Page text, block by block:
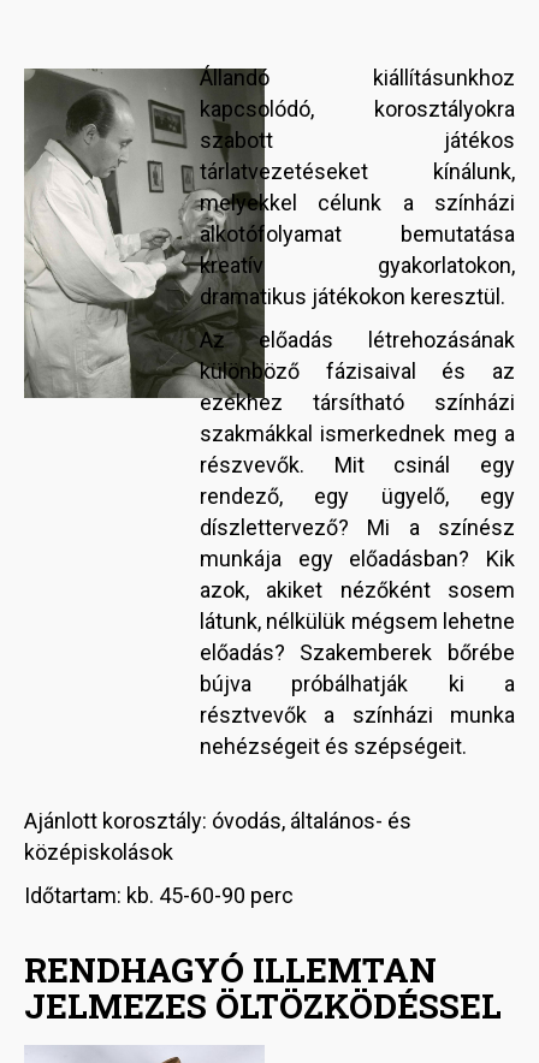
Állandó kiállításunkhoz
kapcsolódó, korosztályokra
szabott játékos
tárlatvezetéseket kínálunk,
melyekkel célunk a színházi
alkotófolyamat bemutatása
kreatív gyakorlatokon,
dramatikus játékokon keresztül.
Az előadás létrehozásának
különböző fázisaival és az
ezekhez társítható színházi
szakmákkal ismerkednek meg a
részvevők. Mit csinál egy
rendező, egy ügyelő, egy
díszlettervező? Mi a színész
munkája egy előadásban? Kik
azok, akiket nézőként sosem
látunk, nélkülük mégsem lehetne
előadás? Szakemberek bőrébe
bújva próbálhatják ki a
résztvevők a színházi munka
nehézségeit és szépségeit.
Ajánlott korosztály: óvodás, általános- és
középiskolások
Időtartam: kb. 45-60-90 perc
RENDHAGYÓ ILLEMTAN
JELMEZES ÖLTÖZKÖDÉSSEL